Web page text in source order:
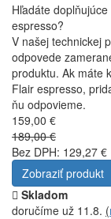
Hľadáte
espresso?
V našej technickej
odpovede
produktu. Ak máte
Flair espresso,
ňu odpovieme.
159,00 €
189,00 €
Bez DPH: 129,27 €
Zobraziť produkt
Skladom
doručíme už 11.8. (